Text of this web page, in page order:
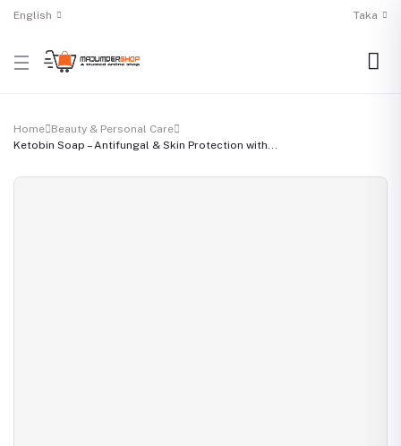
English Taka
Home Beauty & Personal Care
Ketobin Soap – Antifungal & Skin Protection with...